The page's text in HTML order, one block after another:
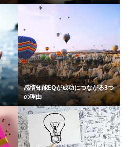
感情知能EQが成功につながる3つ
の理由